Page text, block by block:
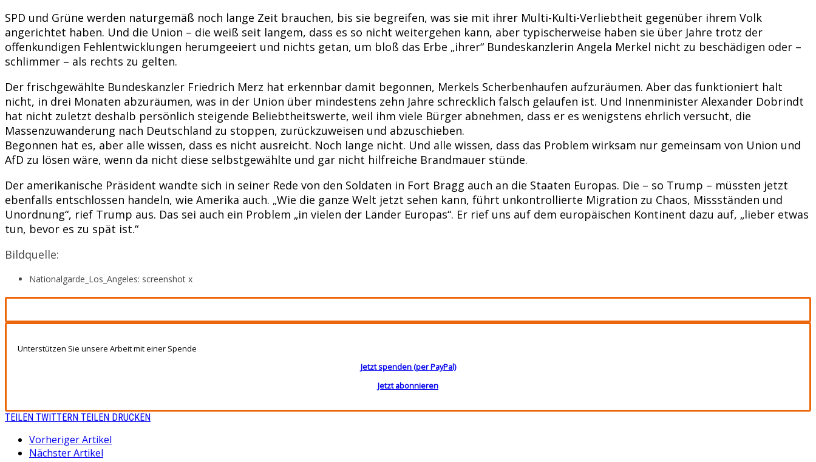
SPD und Grüne werden naturgemäß noch lange Zeit brauchen, bis sie begreifen, was sie mit ihrer Multi-Kulti-Verliebtheit gegenüber ihrem Volk
angerichtet haben. Und die Union – die weiß seit langem, dass es so nicht weitergehen kann, aber typischerweise haben sie über Jahre trotz der
offenkundigen Fehlentwicklungen herumgeeiert und nichts getan, um bloß das Erbe „ihrer“ Bundeskanzlerin Angela Merkel nicht zu beschädigen oder –
schlimmer – als rechts zu gelten.
Der frischgewählte Bundeskanzler Friedrich Merz hat erkennbar damit begonnen, Merkels Scherbenhaufen aufzuräumen. Aber das funktioniert halt
nicht, in drei Monaten abzuräumen, was in der Union über mindestens zehn Jahre schrecklich falsch gelaufen ist. Und Innenminister Alexander Dobrindt
hat nicht zuletzt deshalb persönlich steigende Beliebtheitswerte, weil ihm viele Bürger abnehmen, dass er es wenigstens ehrlich versucht, die
Massenzuwanderung nach Deutschland zu stoppen, zurückzuweisen und abzuschieben.
Begonnen hat es, aber alle wissen, dass es nicht ausreicht. Noch lange nicht. Und alle wissen, dass das Problem wirksam nur gemeinsam von Union und
AfD zu lösen wäre, wenn da nicht diese selbstgewählte und gar nicht hilfreiche Brandmauer stünde.
Der amerikanische Präsident wandte sich in seiner Rede von den Soldaten in Fort Bragg auch an die Staaten Europas. Die – so Trump – müssten jetzt
ebenfalls entschlossen handeln, wie Amerika auch. „Wie die ganze Welt jetzt sehen kann, führt unkontrollierte Migration zu Chaos, Missständen und
Unordnung“, rief Trump aus. Das sei auch ein Problem „in vielen der Länder Europas“. Er rief uns auf dem europäischen Kontinent dazu auf, „lieber etwas
tun, bevor es zu spät ist.“
Bildquelle:
Nationalgarde_Los_Angeles: screenshot x
Unterstützen Sie unsere Arbeit mit einer Spende
Jetzt spenden (per PayPal)
Jetzt abonnieren
TEILEN TWITTERN TEILEN DRUCKEN
Vorheriger Artikel
Nächster Artikel